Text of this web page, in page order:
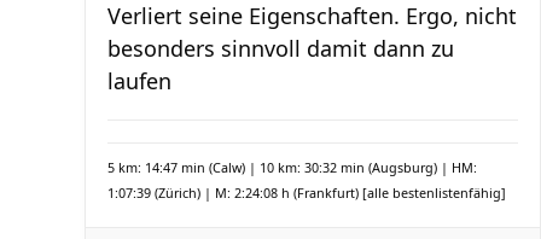
Verliert seine Eigenschaften. Ergo, nicht
besonders sinnvoll damit dann zu
laufen
5 km: 14:47 min (Calw) | 10 km: 30:32 min (Augsburg) | HM:
1:07:39 (Zürich) | M: 2:24:08 h (Frankfurt) [alle bestenlistenfähig]